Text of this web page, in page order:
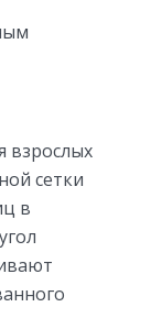
взрослых
сетки
в